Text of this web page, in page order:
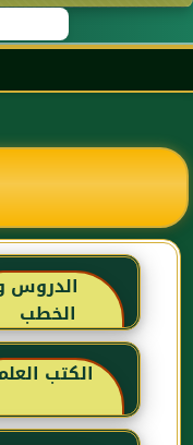
الدروس
الخطب
الكتب